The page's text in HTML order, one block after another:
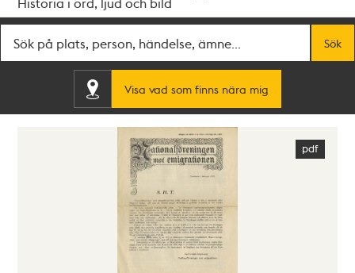
Sök
Visa vad som finns nära mig